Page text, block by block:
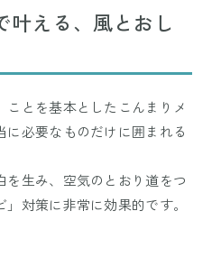
叶える、風とおし
ことを基本としたこんまりメ
必要なものだけに囲まれる
を生み、空気のとおり道をつ
対策に非常に効果的です。